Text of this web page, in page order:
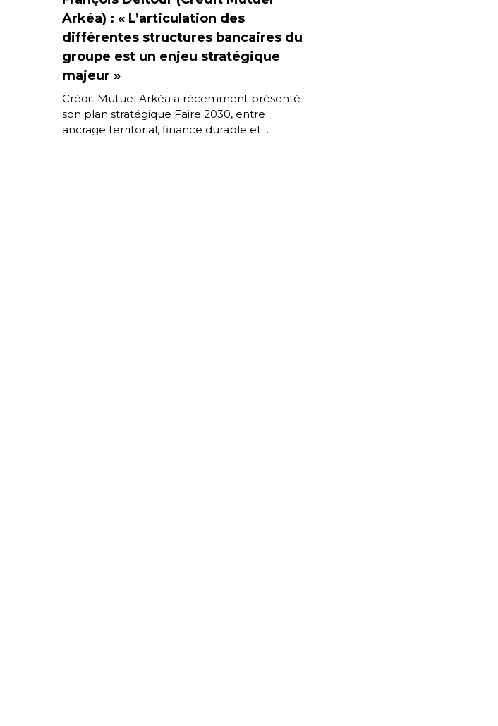
Arkéa) : « L’articulation des
différentes structures bancaires du
groupe est un enjeu stratégique
majeur »
Crédit Mutuel Arkéa a récemment présenté
son plan stratégique Faire 2030, entre
ancrage territorial, finance durable et